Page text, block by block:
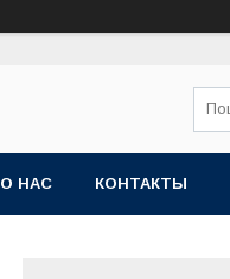
О НАС КОНТАКТЫ